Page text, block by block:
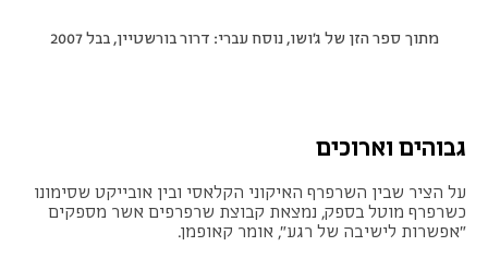
מתוך ספר הזן של ג'ושו, נוסח עברי: דרור בורשטיין, בבל 2007
גבוהים וארוכים
על הציר שבין השרפרף האיקוני הקלאסי ובין אובייקט שסימונו
כשרפרף מוטל בספק, נמצאת קבוצת שרפרפים אשר מספקים
"אפשרות לישיבה של רגע", אומר קאופמן.